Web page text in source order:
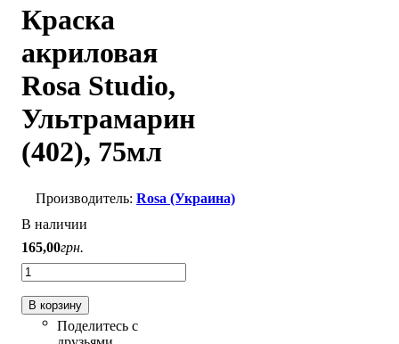
Краска
акриловая
Rosa Studio,
Ультрамарин
(402), 75мл
Rosa (Украина)
В наличии
165,00грн.
В корзину